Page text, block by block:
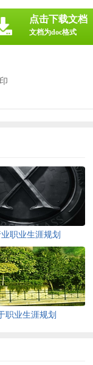
点击下载文档
文档为doc格式
职业生涯规划
职业生涯规划